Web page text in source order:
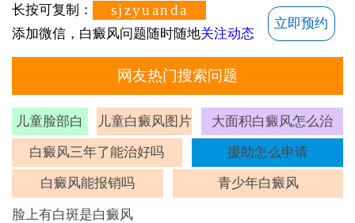
长按可复制： sjzyuanda
添加微信，白癜风问题随时随地关注动态
立即预约
网友热门搜索问题
儿童脸部白
斑
儿童白癜风图片 大面积白癜风怎么治
白癜风三年了能治好吗 援助怎么申请
白癜风能报销吗 青少年白癜风
脸上有白斑是白癜风